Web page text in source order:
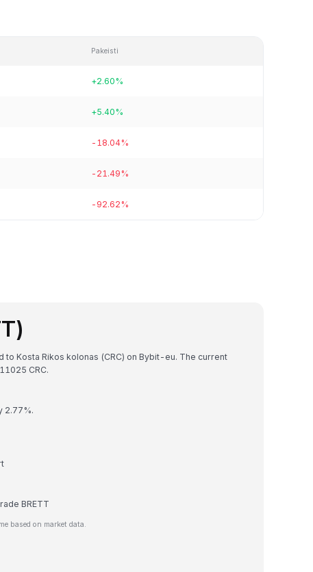
Pakeisti
+2.60%
+5.40%
-18.04%
-21.49%
-92.62%
Kosta Rikos kolonas (CRC) on Bybit-eu. The current
CRC.
2.77%.
BRETT
based on market data.